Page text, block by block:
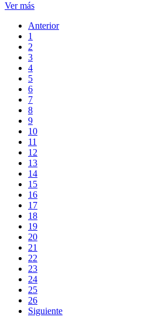
Ver más
Anterior
1
2
3
4
5
6
7
8
9
10
11
12
13
14
15
16
17
18
19
20
21
22
23
24
25
26
Siguiente